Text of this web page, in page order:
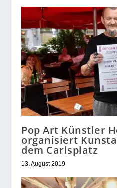
Pop Art Künstler
organisiert
dem Carlsplatz
13. August 2019